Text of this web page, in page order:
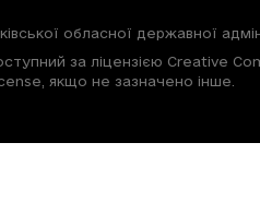
обласної державної
за ліцензією Creative
якщо не зазначено інше.